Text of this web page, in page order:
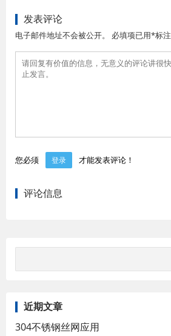
发表评论
电子邮件地址不会被公开。 必填项已用*标注
您必须 登录 才能发表评论！
评论信息
近期文章
304不锈钢丝网应用